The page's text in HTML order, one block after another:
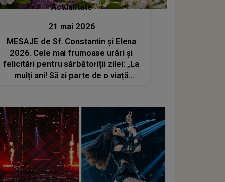
Actualitate
21 mai 2026
MESAJE de Sf. Constantin și Elena
2026. Cele mai frumoase urări și
felicitări pentru sărbătoriții zilei: „La
mulți ani! Să ai parte de o viață
nu lipsească niciodată din sufletul
tău”